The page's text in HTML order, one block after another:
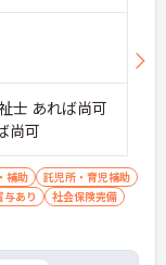
士 あれば尚可
尚可
補助
託児所・育児補助
与あり
社会保険完備